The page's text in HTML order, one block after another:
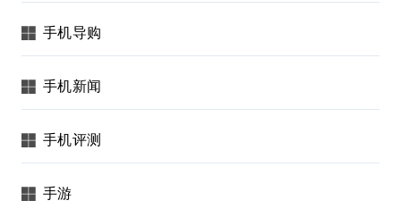
手机导购
手机新闻
手机评测
手游